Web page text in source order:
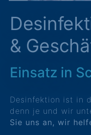
&
Einsatz in
Desinfektion ist in
denn je und wir
Sie uns an, wir